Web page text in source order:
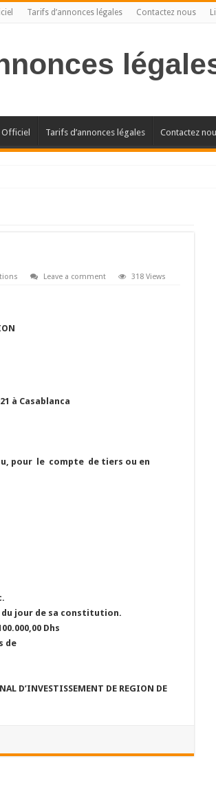
Tarifs d’annonces légales Contactez nous
Tarifs d’annonces légales Contactez
Leave a comment 318 Views
à Casablanca
pour le compte de tiers ou en
du jour de sa constitution.
Dhs
de
D’INVESTISSEMENT DE REGION DE